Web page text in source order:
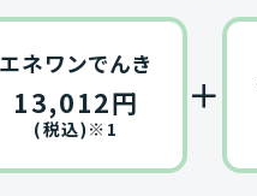
エネワンでんき
13,012円
(税込)※1
＋